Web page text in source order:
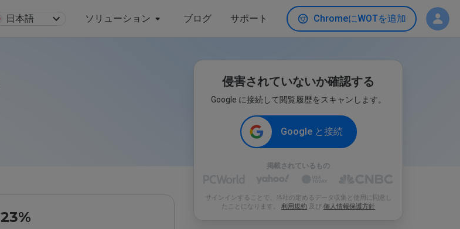
日本語 ソリューション ブログ サポート ChromeにWOTを追加
23%
侵害されていないか確認する
Google に接続して閲覧履歴をスキャンします。
Google と接続
掲載されているもの
サインインすることで、当社の定めるデータ収集と使用に同意し
たことになります。 利用規約 及び 個人情報保護方針